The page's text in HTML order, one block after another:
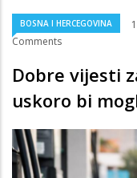
BOSNA I HERCEGOVINA
Comments
Dobre vijesti
uskoro bi